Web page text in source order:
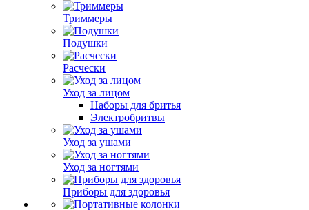
Триммеры
Подушки
Расчески
Уход за лицом
Наборы для бритья
Электробритвы
Уход за ушами
Уход за ногтями
Приборы для здоровья